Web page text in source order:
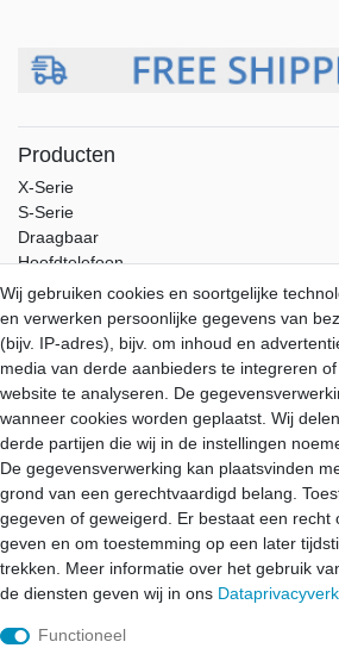
Producten
X-Serie
S-Serie
Draagbaar
Hoofdtelefoon
Accessoires
Service
Verzending
Betaling
Download
Aune-Store
Mijn account
Over ons
Contact
Wij gebruiken cookies en soortgelijke
en verwerken persoonlijke gegevens van
(bijv. IP-adres), bijv. om inhoud en
media van derde aanbieders te integreren
website te analyseren. De
wanneer cookies worden geplaatst. Wij
derde partijen die wij in de instellingen
De gegevensverwerking kan plaatsvinden
grond van een gerechtvaardigd belang.
gegeven of geweigerd. Er bestaat een recht
geven en om toestemming op een later
trekken. Meer informatie over het gebruik
de diensten geven wij in ons
Functioneel